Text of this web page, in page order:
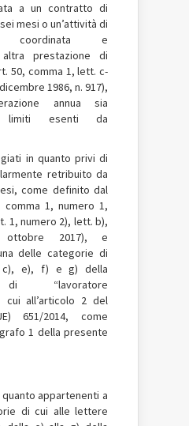
a un contratto di
mesi o un’attività di
coordinata e
prestazione di
50, comma 1, lett. c-
1986, n. 917),
annua sia
limiti esenti da
in quanto privi di
retribuito da
come definito dal
1, numero 1,
1, numero 2), lett. b),
2017), e
delle categorie di
e), f) e g) della
di “lavoratore
cui all’articolo 2 del
651/2014, come
1 della presente
appartenenti a
di cui alle lettere